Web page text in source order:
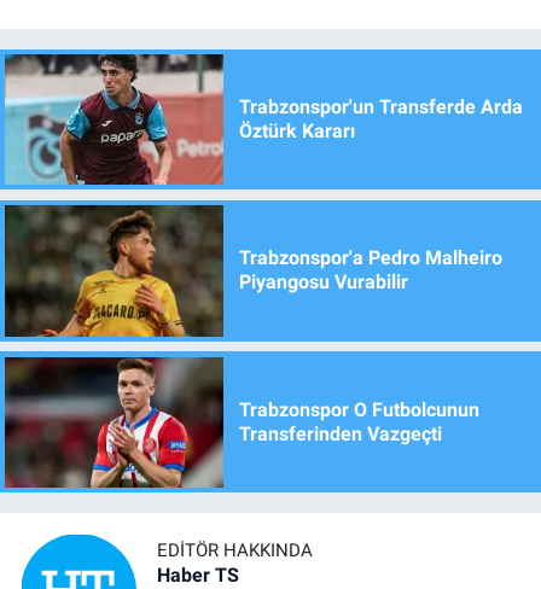
Trabzonspor'un Transferde Arda
Öztürk Kararı
Trabzonspor'a Pedro Malheiro
Piyangosu Vurabilir
Trabzonspor O Futbolcunun
Transferinden Vazgeçti
EDITÖR HAKKINDA
Haber TS